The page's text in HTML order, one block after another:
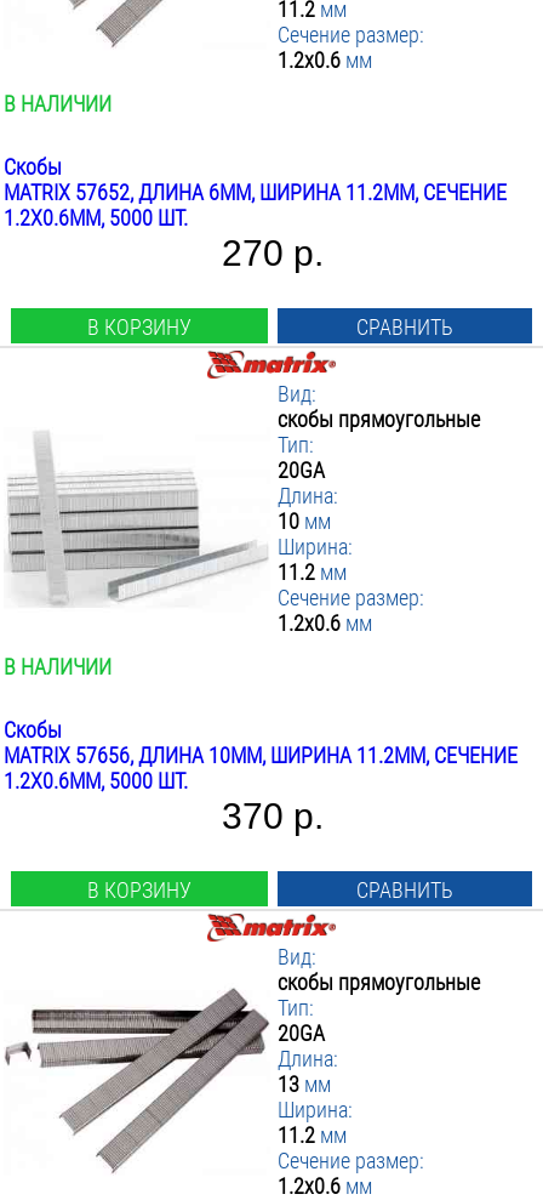
12
14
16
19
28
32
▼ Ширина мм:
10.6
11.3
0.75х0.7
1.2x0.6
1.2х0.6
1x0.7
▼ Количество в упаковке шт.
5000
11.2 мм
Сечение размер:
1.2x0.6 мм
В НАЛИЧИИ
Скобы
MATRIX 57652, ДЛИНА 6ММ, ШИРИНА 11.2ММ, СЕЧЕНИЕ
1.2X0.6ММ, 5000 ШТ.
270 р.
В КОРЗИНУ СРАВНИТЬ
Вид:
скобы прямоугольные
Тип:
20GA
Длина:
10 мм
Ширина:
11.2 мм
Сечение размер:
1.2x0.6 мм
В НАЛИЧИИ
Скобы
MATRIX 57656, ДЛИНА 10ММ, ШИРИНА 11.2ММ, СЕЧЕНИЕ
1.2X0.6ММ, 5000 ШТ.
370 р.
В КОРЗИНУ СРАВНИТЬ
Вид:
скобы прямоугольные
Тип:
20GA
Длина:
13 мм
Ширина:
11.2 мм
Сечение размер:
1.2x0.6 мм